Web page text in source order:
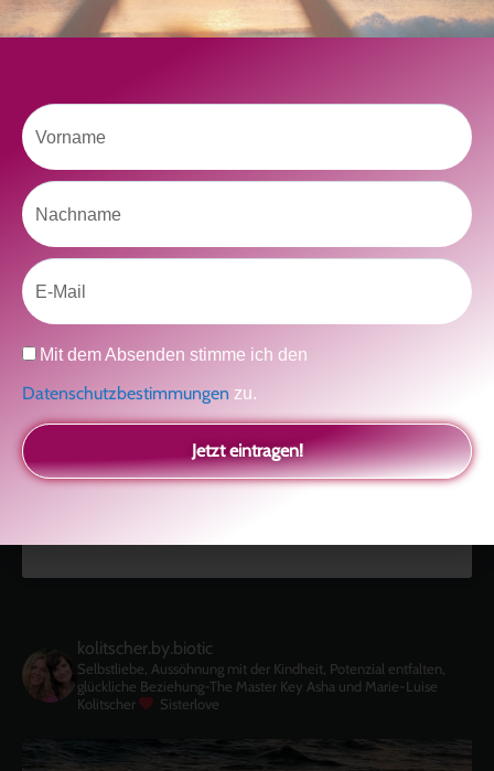
Vielleicht geht es gar nicht darum, noch mehr zu verstehen
Like uns auf Facebook
Klicke hier, um Marketing-Cookies zu
akzeptieren und diesen Inhalt zu aktivieren
kolitscher.by.biotic
Selbstliebe, Aussöhnung mit der Kindheit, Potenzial entfalten,
glückliche Beziehung-The Master Key Asha und Marie-Luise
Kolitscher
Sisterlove
Vorname
Nachname
Email
Datenschutz
Mit dem Absenden stimme ich den
Datenschutzbestimmungen zu.
Jetzt eintragen!